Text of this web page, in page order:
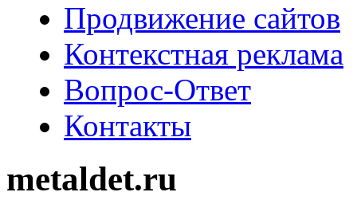
Продвижение сайтов
Контекстная реклама
Вопрос-Ответ
Контакты
metaldet.ru